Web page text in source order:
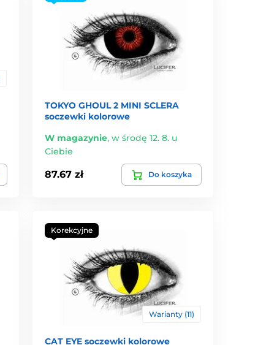
TOKYO GHOUL 2 MINI SCLERA
soczewki kolorowe
W magazynie,w środę 12. 8. u
Ciebie
87.67 zł Do koszyka
Korekcyjne
Warianty (11)
CAT EYE soczewki kolorowe